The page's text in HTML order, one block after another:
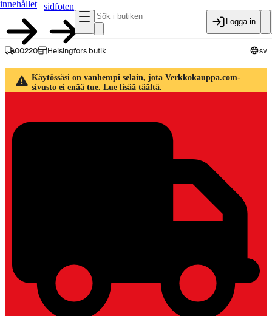
innehållet
sidfoten
Logga in
00220 Helsingfors butik sv
Käytössäsi on vanhempi selain, jota Verkkokauppa.com-
sivusto ei enää tue. Lue lisää täältä.